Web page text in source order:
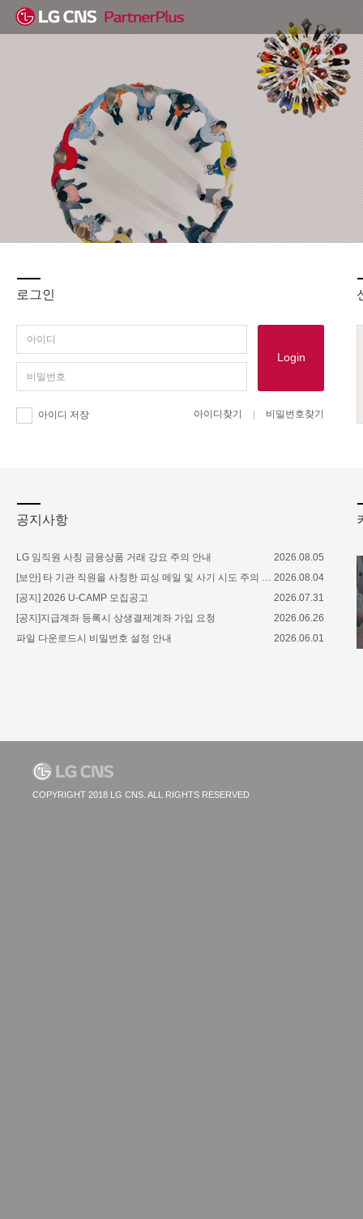
로그인
Login
아이디 저장 아이디찾기 비밀번호찾기
공지사항
LG 임직원 사칭 금융상품 거래 강요 주의 안내
2026.08.05
[보안] 타 기관 직원을 사칭한 피싱 메일 및 사기 시도 주의 안내 2026.08.04
[공지] 2026 U-CAMP 모집공고
2026.07.31
[공지]지급계좌 등록시 상생결제계좌 가입 요청
2026.06.26
파일 다운로드시 비밀번호 설정 안내
2026.06.01
COPYRIGHT 2018 LG CNS. ALL RIGHTS RESERVED